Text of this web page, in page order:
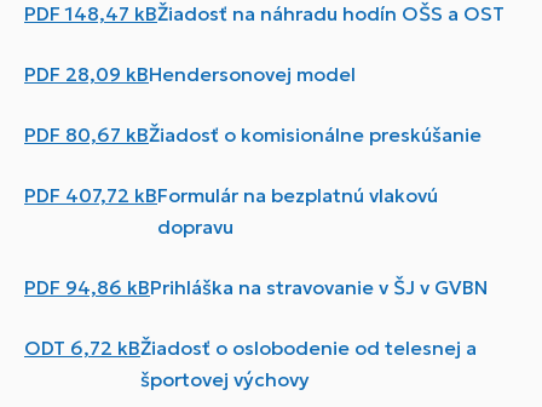
PDF148,47 kBŽiadosť na náhradu hodín OŠS a OST
PDF 28,09 kBHendersonovej model
PDF 80,67 kBŽiadosť o komisionálne preskúšanie
PDF 407,72 kBFormulár na bezplatnú vlakovú
dopravu
PDF 94,86 kBPrihláška na stravovanie v ŠJ v GVBN
ODT 6,72 kBŽiadosť o oslobodenie od telesnej a
športovej výchovy